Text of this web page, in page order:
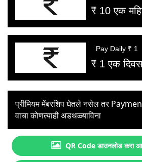
₹ 10 एक
Pay Daily ₹ 1
₹ 1 एक दिवस
प्रीमियम मेंबरशिप घेतले नसेल तर
वाचा कोणत्याही अडथळ्याविना
QR Code डाउनलोड करा